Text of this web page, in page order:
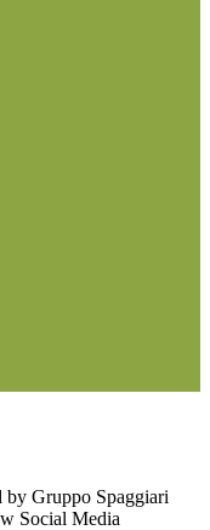
by Gruppo Spaggiari
Social Media